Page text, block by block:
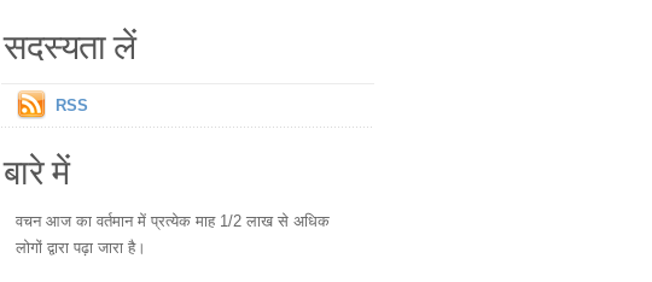
सदस्यता लें
RSS
बारे में
वचन आज का वर्तमान में प्रत्येक माह 1/2 लाख से अधिक
लोगों द्वारा पढ़ा जारा है।